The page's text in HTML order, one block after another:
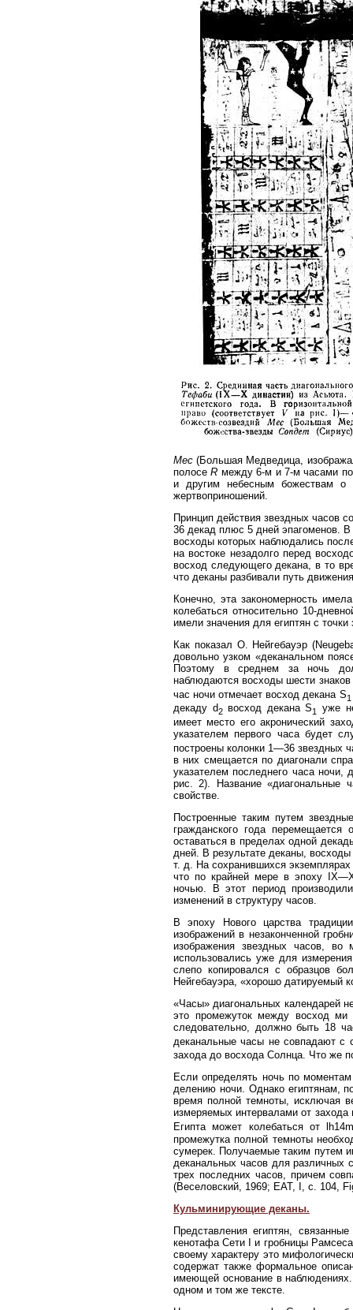
Мес (Большая Медведица,
полосеR между 6-м и 7-м часами
и другим небесным божествам о
жертвоприношений.
Принцип действия звездных часов
36 декад плюс 5 дней эпагоменов. В
восходы которых наблюдались
на востоке незадолго перед
восход следующего декана, в то
что деканы разбивали путь
Конечно, эта закономерность
колебаться относительно 10-
имели значения для египтян с
Как показал О. Нейгебауэр
довольно узком «деканальном
Поэтому в среднем за ночь
наблюдаются восходы шести
час ночи отмечает восход декана S1
декаду d2восход декана S1
уже
имеет место его акронический
указателем первого часа будет
построены колонки 1—36 звездных
в них смещается по диагонали
указателем последнего часа
рис. 2). Название «диагональные
свойстве.
Построенные таким путем
гражданского года перемещается
оставаться в пределах одной
дней. В результате деканы,
т. д. На сохранившихся
что по крайней мере в эпоху
ночью. В этот период
изменений в структуру часов.
В эпоху Нового царства
изображений в незаконченной
изображения звездных часов,
использовались уже для
слепо копировался с образцов
Нейгебауэра, «хорошо датируемый
«Часы» диагональных календарей
это промежуток между восход ми
следовательно, должно быть 18
деканальные часы не совпадают с
захода до восхода Солнца. Что же
Если определять ночь по
делению ночи. Однако египтянам,
время полной темноты, исключая
измеряемых интервалами от
Египта может колебаться от
промежутка полной темноты
сумерек. Получаемые таким путем
деканальных часов для различных
трех последних часов, причем
(Веселовский, 1969; EAT, I, с. 104,
Кульминирующие деканы.
Представления египтян,
кенотафа Сети I и гробницы
своему характеру это
содержат также формальное
имеющей основание в
одном и том же тексте.